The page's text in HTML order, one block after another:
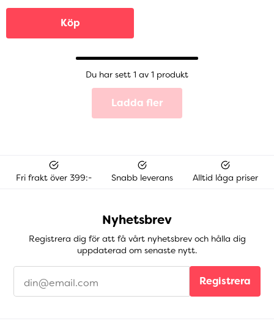
Köp
Du har sett 1 av 1 produkt
Ladda fler
Fri frakt över 399:- Snabb leverans Alltid låga priser
Nyhetsbrev
Registrera dig för att få vårt nyhetsbrev och hålla dig
uppdaterad om senaste nytt.
Registrera